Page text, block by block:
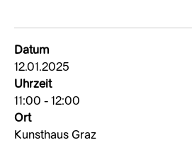
Datum
12.01.2025
Uhrzeit
11:00 - 12:00
Ort
Kunsthaus Graz